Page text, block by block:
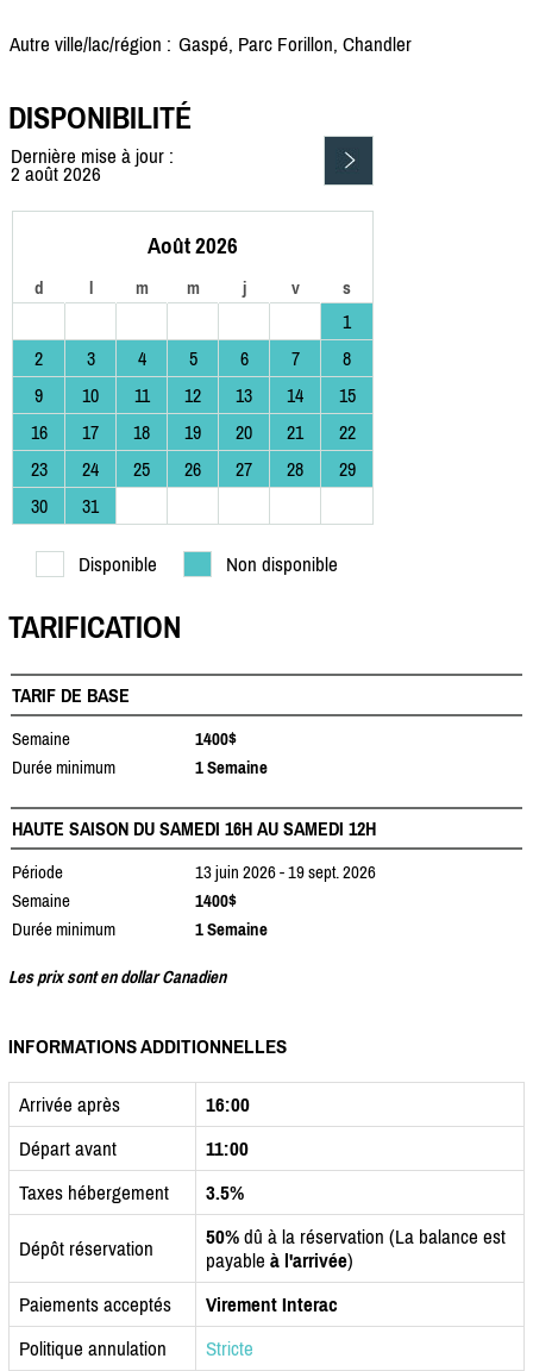
Autre ville/lac/région : Gaspé, Parc Forillon, Chandler
DISPONIBILITÉ
Dernière mise à jour :
2 août 2026
Août 2026
d l m m j v s
1
2
3 4 5 6 7
8
9
10 11 12 13 14
15
16
17 18 19 20 21
22
23
24 25 26 27 28
29
30
31
Disponible Non disponible
TARIFICATION
TARIF DE BASE
Semaine
1400$
Durée minimum
1 Semaine
HAUTE SAISON DU SAMEDI 16H AU SAMEDI 12H
Période
13 juin 2026 - 19 sept. 2026
Semaine
1400$
Durée minimum
1 Semaine
Les prix sont en dollar Canadien
INFORMATIONS ADDITIONNELLES
Arrivée après
16:00
Départ avant
11:00
Taxes hébergement
3.5%
Dépôt réservation 50% dû à la réservation (La balance est
payable à l'arrivée)
Paiements acceptés
Virement Interac
Politique annulation
Stricte